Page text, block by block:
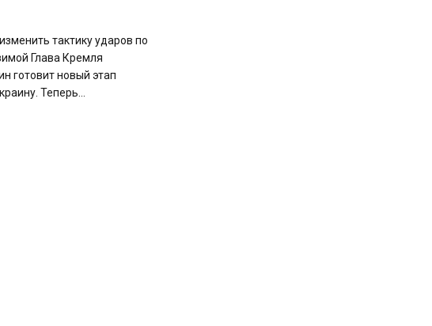
тактику ударов по
Глава Кремля
готовит новый этап
Теперь...